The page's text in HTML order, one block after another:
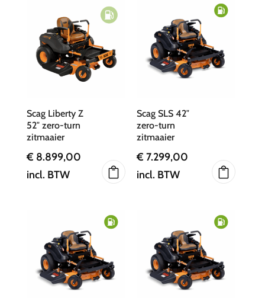
Scag Liberty Z
52″ zero-turn
zitmaaier
€ 8.899,00
incl. BTW
Scag SLS 42″
zero-turn
zitmaaier
€ 7.299,00
incl. BTW